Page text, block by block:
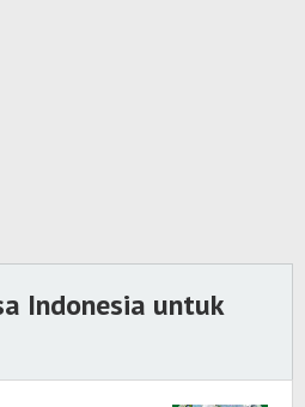
Indonesia untuk